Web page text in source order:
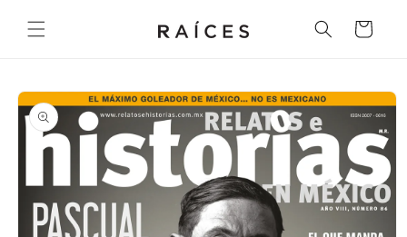
directamente
al contenido
Carrito
directamente
a la
información
del producto